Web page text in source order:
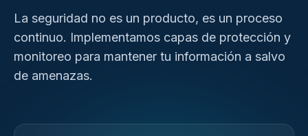
La seguridad no es un producto, es un proceso
continuo. Implementamos capas de protección y
monitoreo para mantener tu información a salvo
de amenazas.